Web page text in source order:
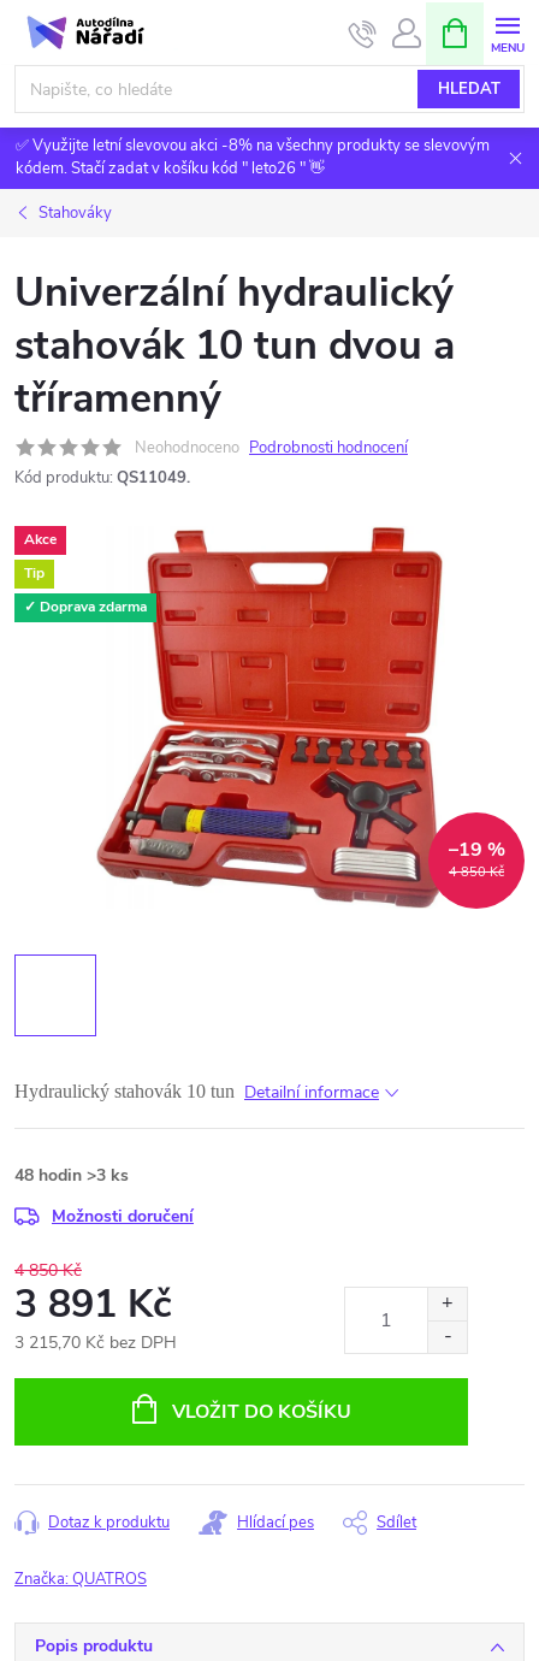
Přejít
obsah
HLEDAT
NÁKUPNÍ
KOŠÍK
✅ Využijte letní slevovou akci -8% na všechny produkty se slevovým
kódem. Stačí zadat v košíku kód " leto26 " 👋
Stahováky
Univerzální hydraulický
stahovák 10 tun dvou a
tříramenný
Neohodnoceno Podrobnosti hodnocení
Kód produktu: QS11049.
Akce
Tip
✓ Doprava zdarma
4 850 Kč
–19 %
Hydraulický stahovák 10 tun Detailní informace
48 hodin >3 ks
Možnosti doručení
4 850 Kč
3 891 Kč
3 215,70 Kč bez DPH
VLOŽIT DO KOŠÍKU
Dotaz k produktu Hlídací pes Sdílet
Značka:QUATROS
Popis produktu